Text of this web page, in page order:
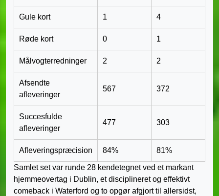
Gule kort 1 4
Røde kort 0 1
Målvogterredninger 2 2
Afsendte
afleveringer
567 372
Succesfulde
afleveringer
477 303
Afleveringspræcision 84% 81%
Samlet set var runde 28 kendetegnet ved et markant
hjemmeovertag i Dublin, et disciplineret og effektivt
comeback i Waterford og to opgør afgjort til allersidst,